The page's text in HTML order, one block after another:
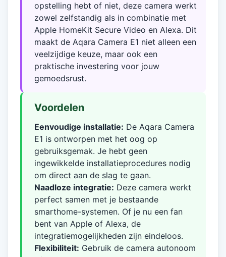
opstelling hebt of niet, deze camera werkt
zowel zelfstandig als in combinatie met
Apple HomeKit Secure Video en Alexa. Dit
maakt de Aqara Camera E1 niet alleen een
veelzijdige keuze, maar ook een
praktische investering voor jouw
gemoedsrust.
Voordelen
Eenvoudige installatie: De Aqara Camera
E1 is ontworpen met het oog op
gebruiksgemak. Je hebt geen
ingewikkelde installatieprocedures nodig
om direct aan de slag te gaan.
Naadloze integratie: Deze camera werkt
perfect samen met je bestaande
smarthome-systemen. Of je nu een fan
bent van Apple of Alexa, de
integratiemogelijkheden zijn eindeloos.
Flexibiliteit: Gebruik de camera autonoom